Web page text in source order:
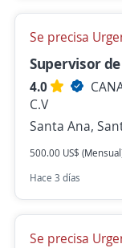
Se precisa
Supervisor
4.0
C.V
Santa Ana,
500.00 US$
Hace 3 días
Se precisa